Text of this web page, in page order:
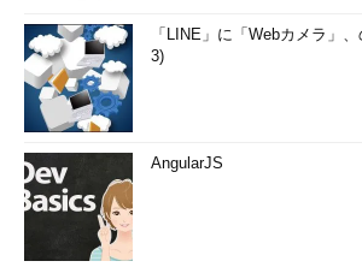
「LINE」に「Webカメラ」
3)
AngularJS